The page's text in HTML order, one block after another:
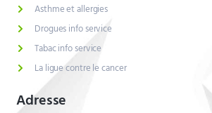
Asthme et allergies
Drogues info service
Tabac info service
La ligue contre le cancer
Adresse